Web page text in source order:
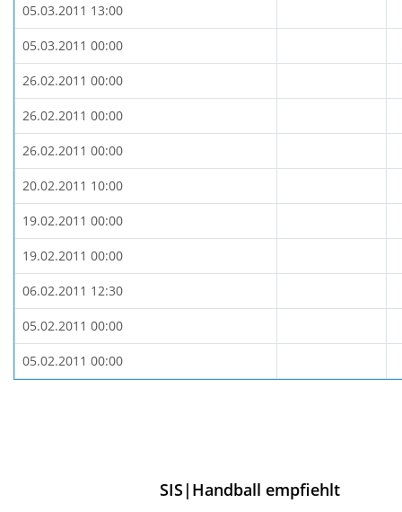
05.03.2011 13:00
05.03.2011 00:00
26.02.2011 00:00
26.02.2011 00:00
26.02.2011 00:00
20.02.2011 10:00
19.02.2011 00:00
19.02.2011 00:00
06.02.2011 12:30
05.02.2011 00:00
05.02.2011 00:00
SIS|Handball empfiehlt